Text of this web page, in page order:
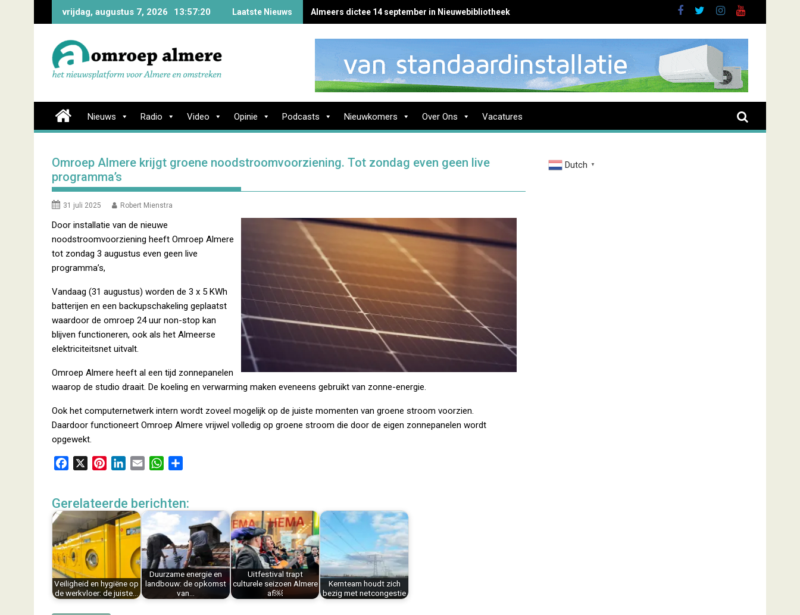
vrijdag, augustus 7, 2026 13:57:20 Laatste Nieuws Almeers dictee 14 september in Nieuwebibliotheek
Nieuws Radio Video Opinie Podcasts Nieuwkomers Over Ons Vacatures
Omroep Almere krijgt groene noodstroomvoorziening. Tot zondag even geen live
programma’s
31 juli 2025 Robert Mienstra
Door installatie van de nieuwe
noodstroomvoorziening heeft Omroep Almere
tot zondag 3 augustus even geen live
programma’s,
Vandaag (31 augustus) worden de 3 x 5 KWh
batterijen en een backupschakeling geplaatst
waardoor de omroep 24 uur non-stop kan
blijven functioneren, ook als het Almeerse
elektriciteitsnet uitvalt.
Omroep Almere heeft al een tijd zonnepanelen
waarop de studio draait. De koeling en verwarming maken eveneens gebruikt van zonne-energie.
Ook het computernetwerk intern wordt zoveel mogelijk op de juiste momenten van groene stroom voorzien.
Daardoor functioneert Omroep Almere vrijwel volledig op groene stroom die door de eigen zonnepanelen wordt
opgewekt.
e
b
o
o
k
t
e
r
t
k
e
d
n
i
W
t
A
p
p
e
Gerelateerde berichten:
Veiligheid en hygiëne op
de werkvloer: de juiste…
Duurzame energie en
landbouw: de opkomst
van…
Uitfestival trapt
culturele seizoen Almere
af￼
Kernteam houdt zich
bezig met netcongestie
Dutch ▼